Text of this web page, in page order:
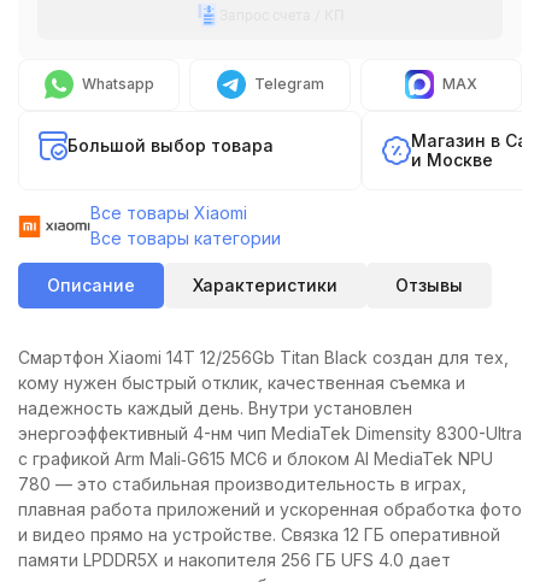
Whatsapp Telegram MAX
Большой выбор товара
Магазин в
и Москве
Все товары Xiaomi
Все товары категории
Описание Характеристики Отзывы
Смартфон Xiaomi 14T 12/256Gb Titan Black создан для тех,
кому нужен быстрый отклик, качественная съемка и
надежность каждый день. Внутри установлен
энергоэффективный 4-нм чип MediaTek Dimensity 8300-Ultra
с графикой Arm Mali‑G615 MC6 и блоком AI MediaTek NPU
780 — это стабильная производительность в играх,
плавная работа приложений и ускоренная обработка фото
и видео прямо на устройстве. Связка 12 ГБ оперативной
памяти LPDDR5X и накопителя 256 ГБ UFS 4.0 дает